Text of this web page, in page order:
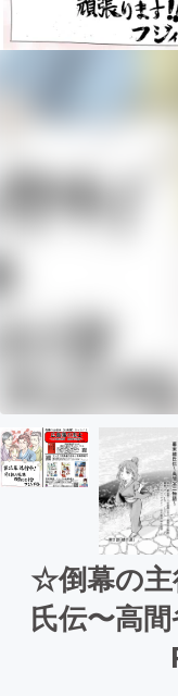
☆倒幕の主
氏伝〜高